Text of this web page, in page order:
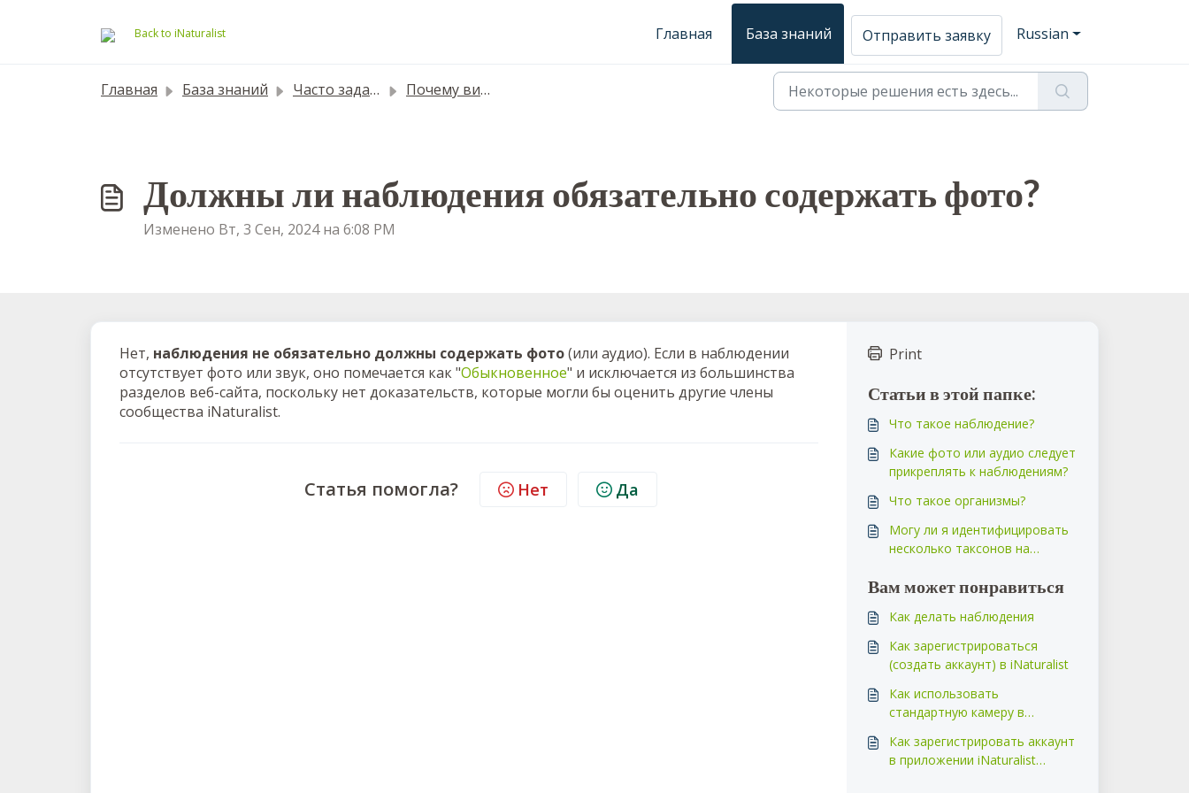
Back to iNaturalist Главная База знаний Отправить заявку Russian
Главная База знаний Часто задаваемые вопросы Почему виджет блога работает не очень хорошо?
Должны ли наблюдения обязательно содержать фото?
Изменено Вт, 3 Сен, 2024 на 6:08 PM
Нет, наблюдения не обязательно должны содержать фото(или аудио). Если в наблюдении
отсутствует фото или звук, оно помечается как "Обыкновенное" и исключается из большинства
разделов веб-сайта, поскольку нет доказательств, которые могли бы оценить другие члены
сообщества iNaturalist.
Статья помогла? Нет Да
Print
Статьи в этой папке:
Что такое наблюдение?
Какие фото или аудио следует
прикреплять к наблюдениям?
Что такое организмы?
Могу ли я идентифицировать
несколько таксонов на
наблюдения? Что, если на
интересный жук?
Вам может понравиться
Как делать наблюдения
Как зарегистрироваться
(создать аккаунт) в iNaturalist
Как использовать
стандартную камеру в
Как зарегистрировать аккаунт
в приложении iNaturalist